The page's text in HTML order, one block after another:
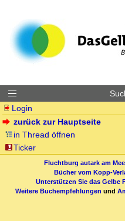
Login
zurück zur Hauptseite
in Thread öffnen
Ticker
Fluchtburg autark am
Bücher vom Kopp-
Unterstützen Sie das Gelbe
Weitere Buchempfehlungen und